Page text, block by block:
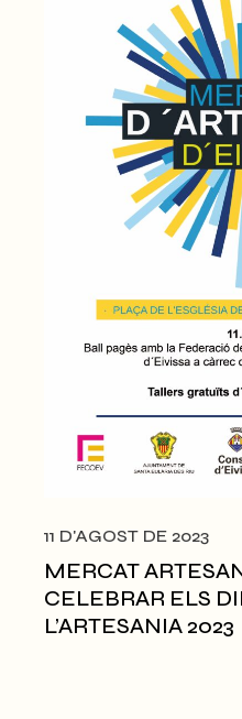
11 D'AGOST DE 2023
MERCAT
CELEBRAR ELS
L’ARTESANIA 2023